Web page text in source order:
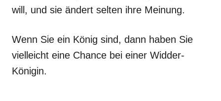
will, und sie ändert selten ihre Meinung.
Wenn Sie ein König sind, dann haben Sie
vielleicht eine Chance bei einer Widder-
Königin.